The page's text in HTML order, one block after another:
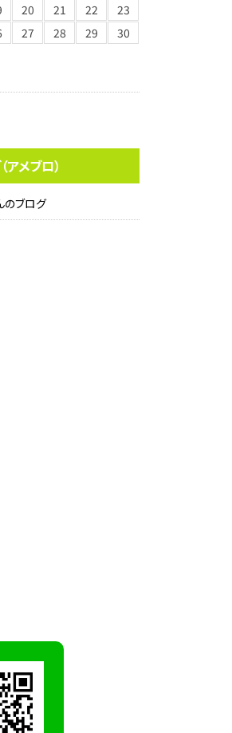
20 21 22
23
27 28 29
30
メブロ）
のブログ